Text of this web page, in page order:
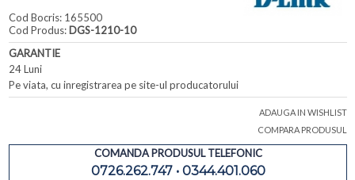
Cod Bocris: 165500
Cod Produs: DGS-1210-10
GARANTIE
24 Luni
Pe viata, cu inregistrarea pe site-ul producatorului
ADAUGA IN WISHLIST
COMPARA PRODUSUL
COMANDA PRODUSUL TELEFONIC
0726.262.747 • 0344.401.060